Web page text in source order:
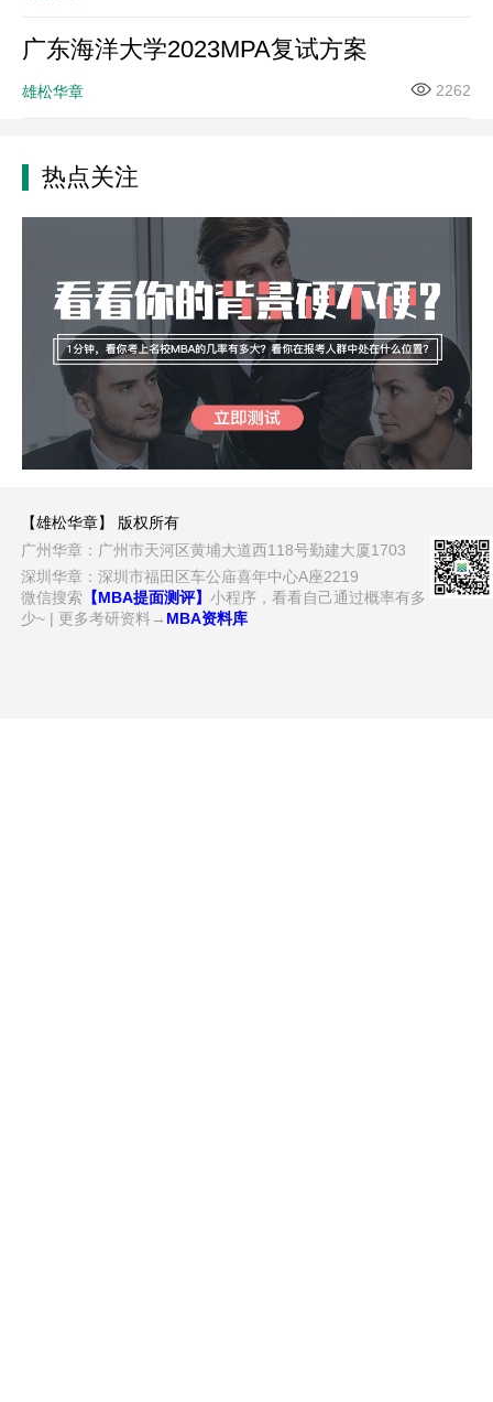
广东海洋大学2023MPA复试方案
雄松华章 2262
热点关注
【雄松华章】 版权所有
广州华章：广州市天河区黄埔大道西118号勤建大厦1703
深圳华章：深圳市福田区车公庙喜年中心A座2219
微信搜索 【MBA提面测评】小程序，看看自己通过概率有多
少~ | 更多考研资料→ MBA资料库